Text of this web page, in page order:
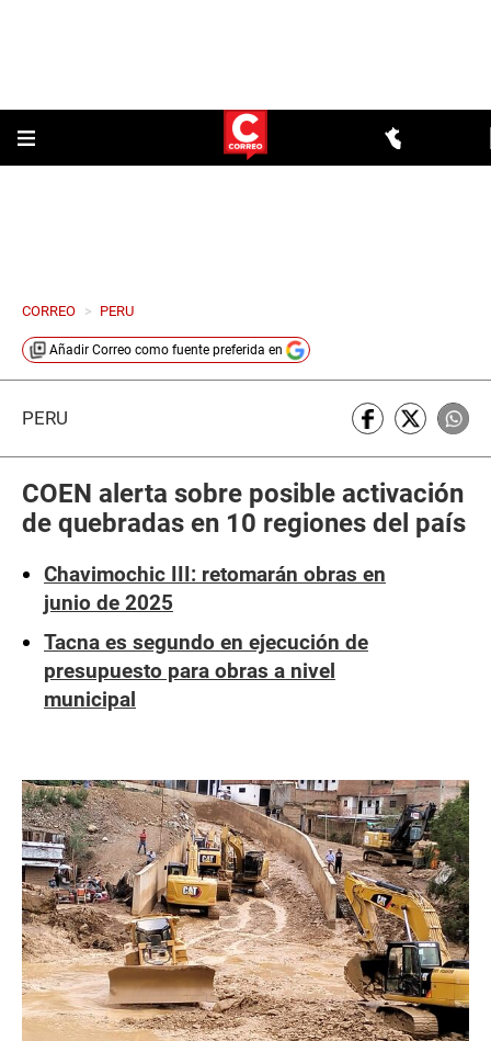
CORREO > PERU
Añadir Correo como fuente preferida en
PERÚ
COEN alerta sobre posible activación
de quebradas en 10 regiones del país
Chavimochic III: retomarán obras en
junio de 2025
Tacna es segundo en ejecución de
presupuesto para obras a nivel
municipal